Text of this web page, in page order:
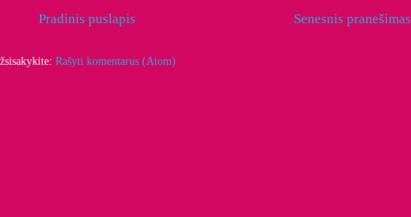
Senesnis pranešimas
Pradinis puslapis
Rašyti komentarus (Atom)